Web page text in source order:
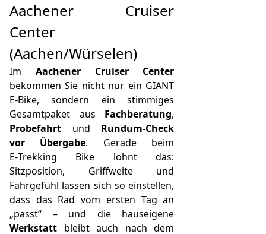
Aachener Cruiser
Center
(Aachen/Würselen)
Im Aachener Cruiser Center
bekommen Sie nicht nur ein GIANT
E‑Bike, sondern ein stimmiges
Gesamtpaket aus Fachberatung,
Probefahrt und Rundum-Check
vor Übergabe. Gerade beim
E‑Trekking Bike lohnt das:
Sitzposition, Griffweite und
Fahrgefühl lassen sich so einstellen,
dass das Rad vom ersten Tag an
„passt“ – und die hauseigene
Werkstatt bleibt auch nach dem